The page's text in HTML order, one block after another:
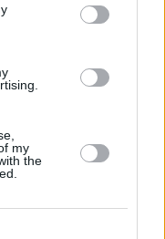
en este sitio web o
my
the